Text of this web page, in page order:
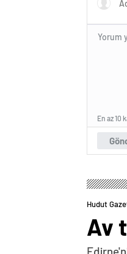
En az 10
Hudut
Av